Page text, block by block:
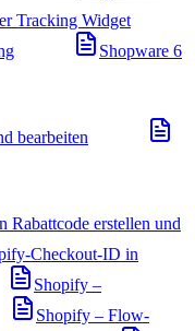
Tracking Widget
Shopware 6
bearbeiten
Rabattcode erstellen und
Checkout-ID in
Shopify –
Shopify – Flow-